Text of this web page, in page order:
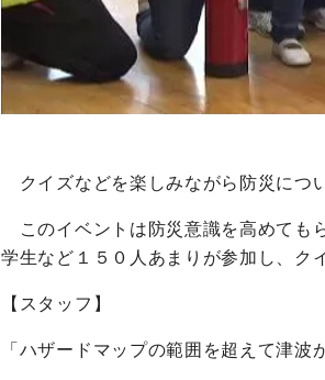
クイズなどを楽しみながら防災につ
このイベントは防災意識を高めても
学生など１５０人あまりが参加し、ク
【スタッフ】
「ハザードマップの範囲を超えて津波